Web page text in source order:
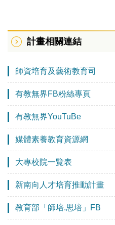
計畫相關連結
師資培育及藝術教育司
有教無界FB粉絲專頁
有教無界YouTuBe
媒體素養教育資源網
大專校院一覽表
新南向人才培育推動計畫
教育部「師培.思培」FB